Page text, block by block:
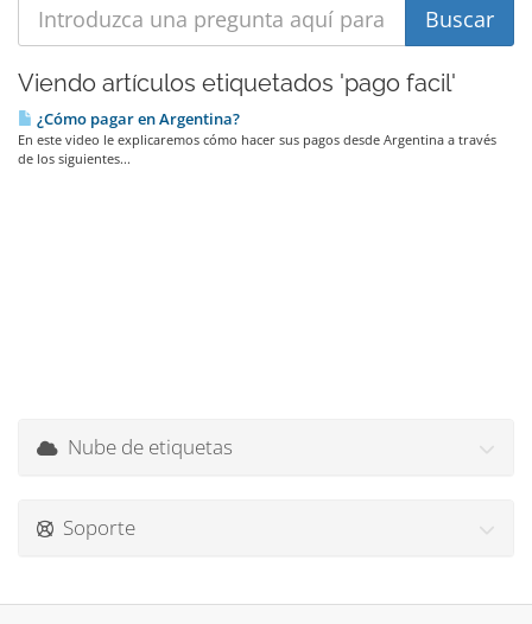
Viendo artículos etiquetados 'pago facil'
¿Cómo pagar en Argentina?
En este video le explicaremos cómo hacer sus pagos desde Argentina a través
de los siguientes...
Nube de etiquetas
Soporte